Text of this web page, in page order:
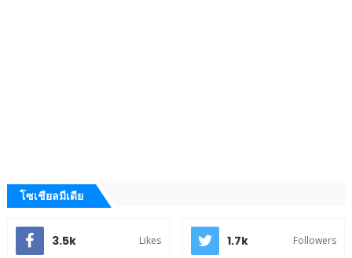
โซเชียลมีเดีย
3.5k Likes 1.7k Followers